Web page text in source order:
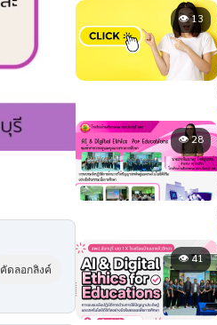
คัดลอกลิงค์
👁 13
👁 28
👁 41